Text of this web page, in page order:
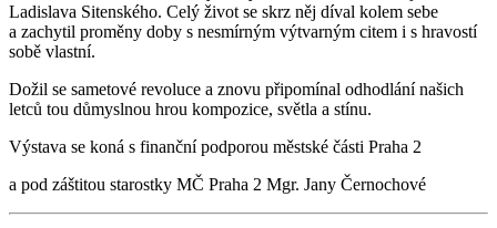
Ladislava Sitenského. Celý život se skrz něj díval kolem sebe
a zachytil proměny doby s nesmírným výtvarným citem i s hravostí
sobě vlastní.
Dožil se sametové revoluce a znovu připomínal odhodlání našich
letců tou důmyslnou hrou kompozice, světla a stínu.
Výstava se koná s finanční podporou městské části Praha 2
a pod záštitou starostky MČ Praha 2 Mgr. Jany Černochové